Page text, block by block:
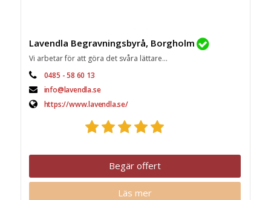
Lavendla Begravningsbyrå, Borgholm
Vi arbetar för att göra det svåra lättare...
0485 - 58 60 13
info@lavendla.se
https://www.lavendla.se/
Begär offert
Läs mer